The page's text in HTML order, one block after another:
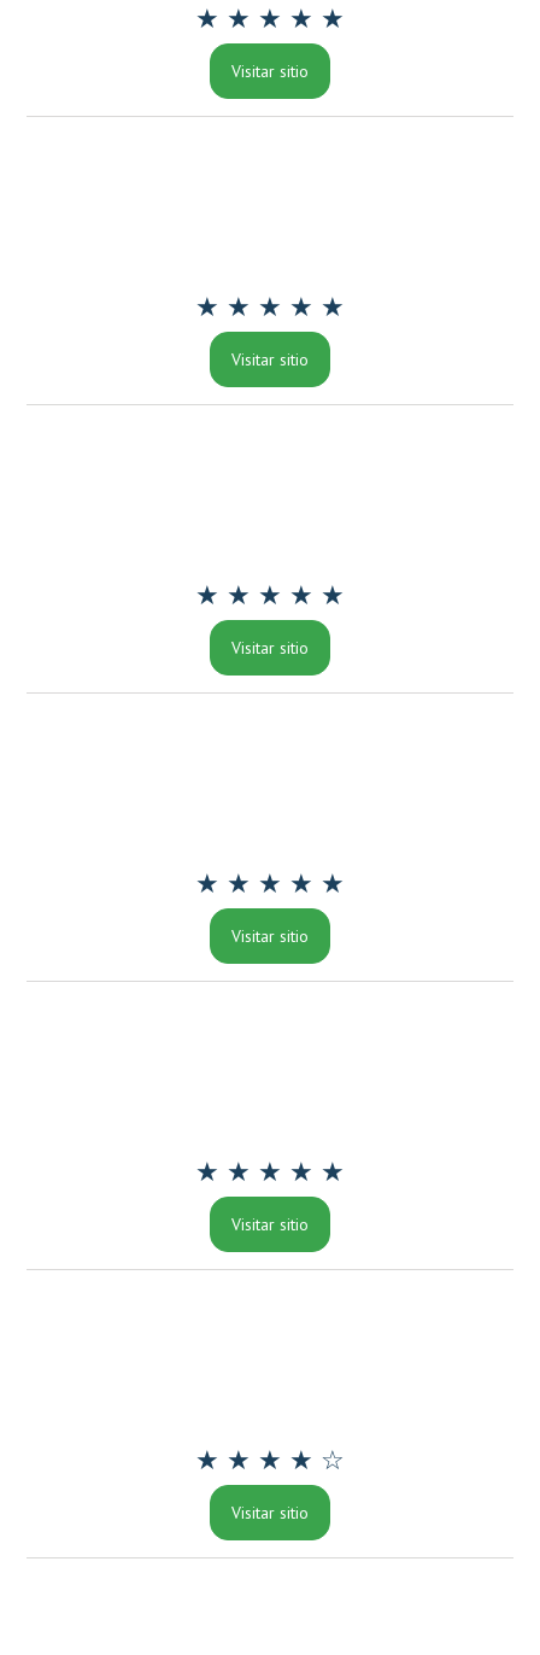
★ ★ ★ ★ ★
Visitar sitio
★ ★ ★ ★ ★
Visitar sitio
★ ★ ★ ★ ★
Visitar sitio
★ ★ ★ ★ ★
Visitar sitio
★ ★ ★ ★ ★
Visitar sitio
★ ★ ★ ★ ☆
Visitar sitio